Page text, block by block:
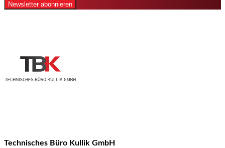
Newsletter abonnieren
Technisches Büro Kullik GmbH